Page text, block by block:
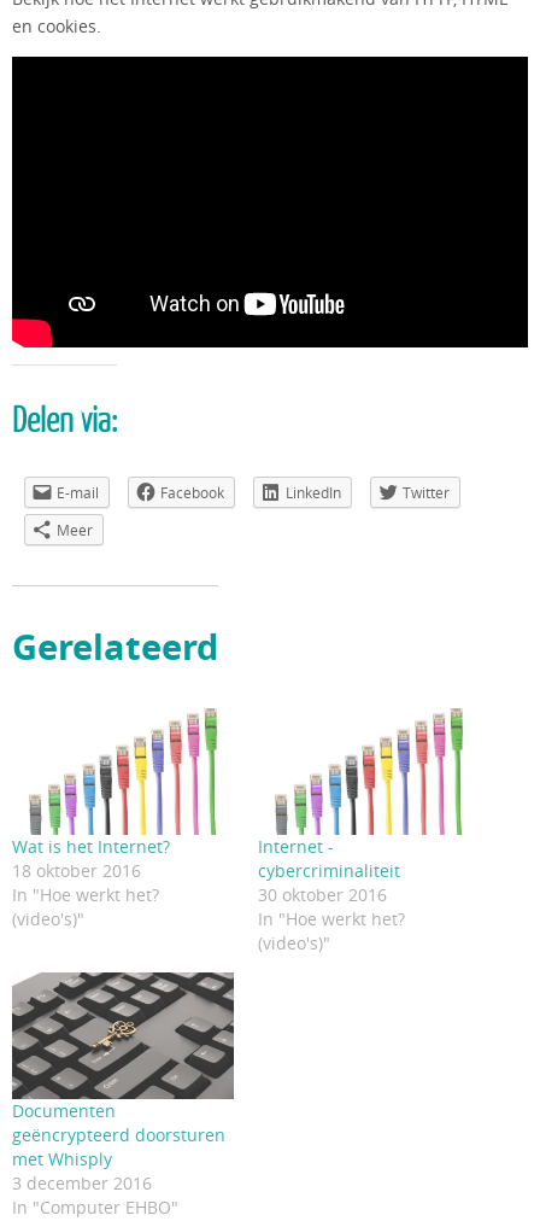
en cookies.
Delen via:
E-mail Facebook LinkedIn
Twitter
Meer
Gerelateerd
Wat is het Internet?
18 oktober 2016
In "Hoe werkt het?
(video's)"
Internet -
cybercriminaliteit
30 oktober 2016
In "Hoe werkt het?
(video's)"
Documenten
geëncrypteerd doorsturen
met Whisply
3 december 2016
In "Computer EHBO"